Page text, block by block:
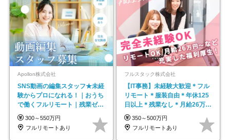
Apollon株式会社
SNS動画の編集スタッフ★未経
験からプロになれる！｜おうち
で働くフルリモート｜残業ゼロ
で18時退勤◎
300～550万円
フルリモートあり
フルスタック株式会社
【IT事務】未経験大歓迎＊フル
リモート＊服装自由＊年休125
日以上＊残業なし＊月給26万円
以上
350～500万円
フルリモートあり